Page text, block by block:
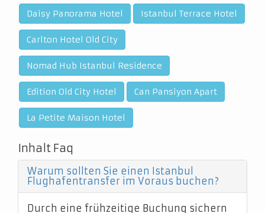
Daisy Panorama Hotel Istanbul Terrace Hotel
Carlton Hotel Old City
Nomad Hub Istanbul Residence
Edition Old City Hotel Can Pansiyon Apart
La Petite Maison Hotel
Inhalt Faq
Warum sollten Sie einen Istanbul
Flughafentransfer im Voraus buchen?
Durch eine frühzeitige Buchung sichern